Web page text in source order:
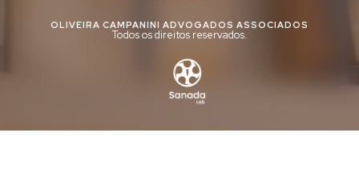
OLIVEIRA CAMPANINI ADVOGADOS ASSOCIADOS
Todos os direitos reservados.